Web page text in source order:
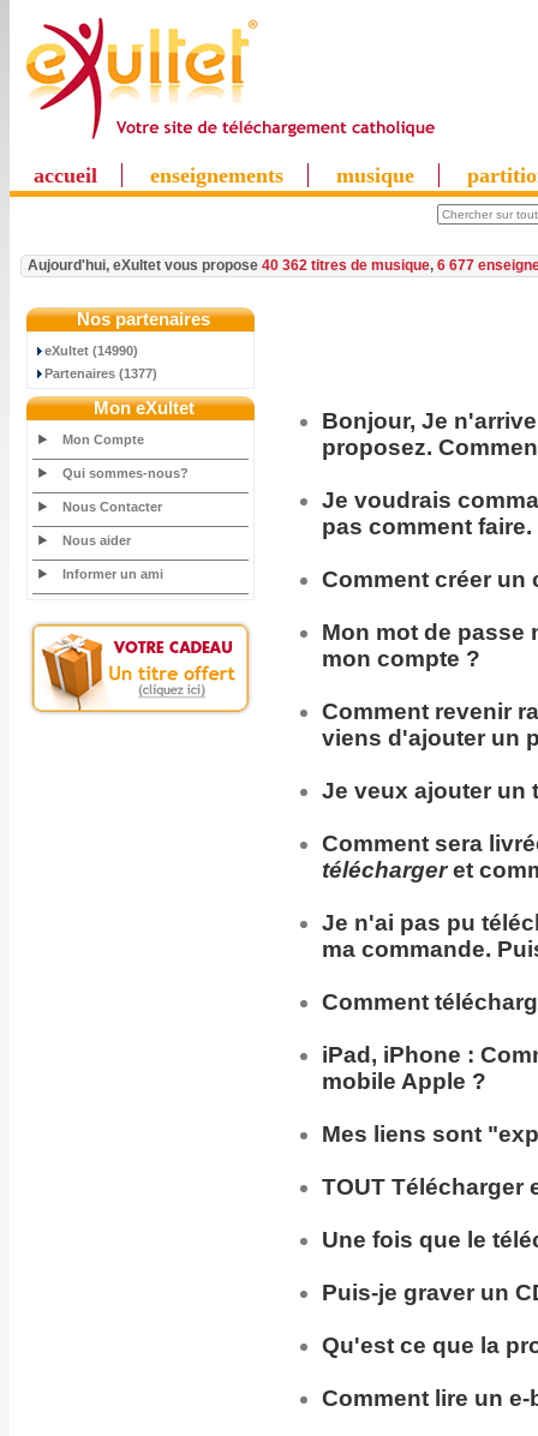
accueil enseignements musique
Aujourd'hui, eXultet vous propose 40 362 titres de musique, 6 677
Nos partenaires
eXultet (14990)
Partenaires (1377)
Mon eXultet
Mon Compte
Qui sommes-nous?
Nous Contacter
Nous aider
Informer un ami
Bonjour, Je
proposez.
Je voudrais
pas comment faire.
Comment créer un
Mon mot de passe
mon compte ?
Comment revenir
viens d'ajouter un
Je veux ajouter un
Comment sera
téléchargeret
Je n'ai pas pu
ma commande.
Comment
iPad, iPhone :
mobile Apple ?
Mes liens sont
TOUT Télécharger
Une fois que le
Puis-je graver un
Qu'est ce que la
Comment lire un